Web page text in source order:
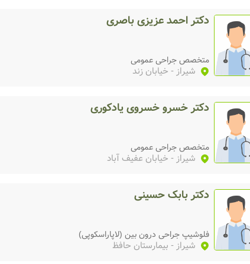
دکتر احمد عزیزی باصری
متخصص جراحی عمومی
شیراز- خیابان زند
دکتر خسرو خسروی یادکوری
متخصص جراحی عمومی
شیراز- خیابان عفیف آباد
دکتر بابک حسینی
فلوشیپ جراحی درون بین (لاپاراسکوپی)
شیراز- بیمارستان حافظ